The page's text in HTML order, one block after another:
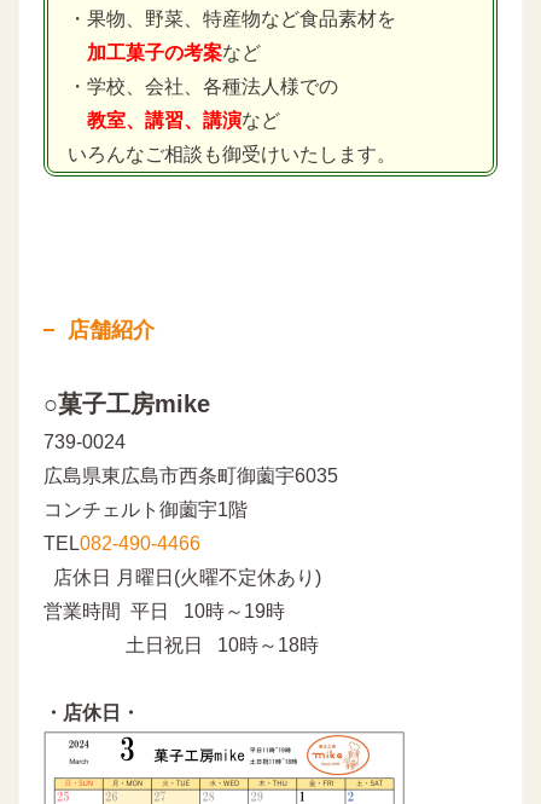
・果物、野菜、特産物など食品素材を
加工菓子の考案など
・学校、会社、各種法人様での
教室、講習、講演など
いろんなご相談も御受けいたします。
店舗紹介
○菓子工房mike
739-0024
広島県東広島市西条町御薗宇6035
コンチェルト御薗宇1階
TEL082-490-4466
店休日 月曜日(火曜不定休あり)
営業時間 平日 10時～19時
土日祝日 10時～18時
・店休日・